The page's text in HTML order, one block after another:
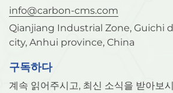
info@carbon-cms.com
Qianjiang Industrial Zone, Guichi
city, Anhui province, China
구독하다
계속 읽어주시고, 최신 소식을 받아보